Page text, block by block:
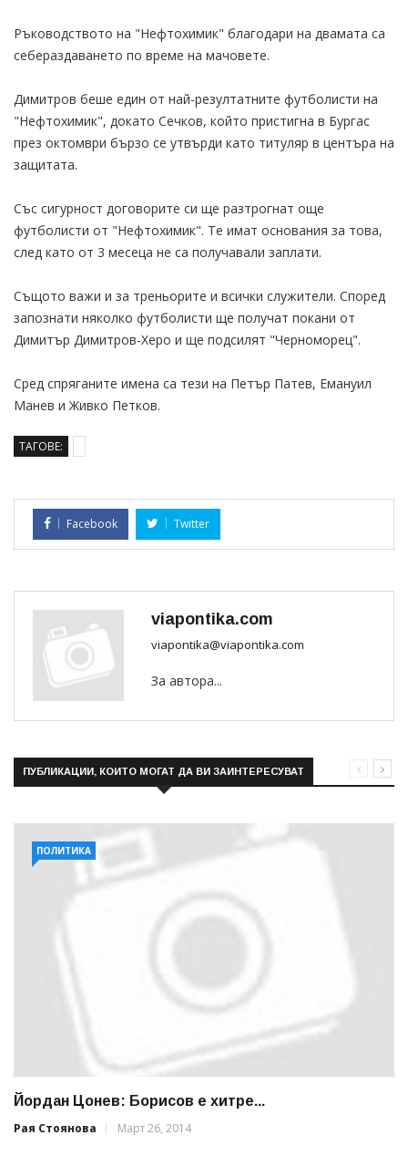
Ръководството на "Нефтохимик" благодари на двамата са
себераздаването по време на мачовете.
Димитров беше един от най-резултатните футболисти на
"Нефтохимик", докато Сечков, който пристигна в Бургас
през октомври бързо се утвърди като титуляр в центъра на
защитата.
Със сигурност договорите си ще разтрогнат още
футболисти от "Нефтохимик". Те имат основания за това,
след като от 3 месеца не са получавали заплати.
Същото важи и за треньорите и всички служители. Според
запознати няколко футболисти ще получат покани от
Димитър Димитров-Херо и ще подсилят "Черноморец".
Сред спряганите имена са тези на Петър Патев, Емануил
Манев и Живко Петков.
ТАГОВЕ:
Facebook Twitter
viapontika.com
viapontika@viapontika.com
За автора...
ПУБЛИКАЦИИ, КОИТО МОГАТ ДА ВИ ЗАИНТЕРЕСУВАТ
ПОЛИТИКА
Йордан Цонев: Борисов е хитре...
Рая Стоянова
Март 26, 2014